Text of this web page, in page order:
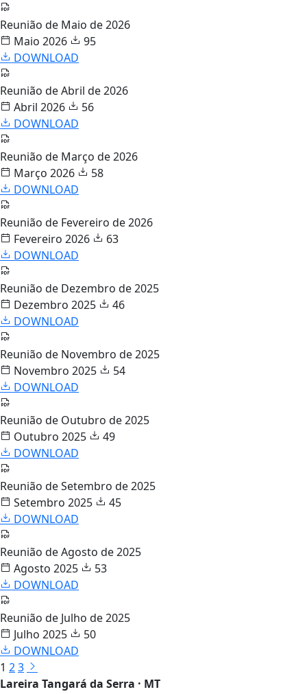
Reunião de Maio de 2026
Maio 2026
95
DOWNLOAD
Reunião de Abril de 2026
Abril 2026
56
DOWNLOAD
Reunião de Março de 2026
Março 2026
58
DOWNLOAD
Reunião de Fevereiro de 2026
Fevereiro 2026
63
DOWNLOAD
Reunião de Dezembro de 2025
Dezembro 2025
46
DOWNLOAD
Reunião de Novembro de 2025
Novembro 2025
54
DOWNLOAD
Reunião de Outubro de 2025
Outubro 2025
49
DOWNLOAD
Reunião de Setembro de 2025
Setembro 2025
45
DOWNLOAD
Reunião de Agosto de 2025
Agosto 2025
53
DOWNLOAD
Reunião de Julho de 2025
Julho 2025
50
DOWNLOAD
1 23
Lareira Tangará da Serra · MT